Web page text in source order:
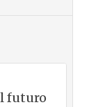
futuro